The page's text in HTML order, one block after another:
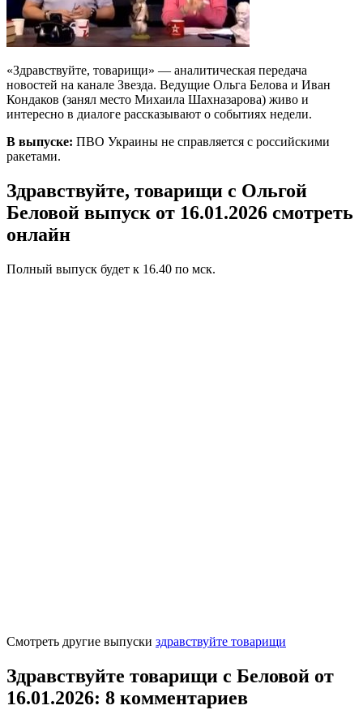
«Здравствуйте, товарищи» — аналитическая передача
новостей на канале Звезда. Ведущие Ольга Белова и Иван
Кондаков (занял место Михаила Шахназарова) живо и
интересно в диалоге рассказывают о событиях недели.
В выпуске: ПВО Украины не справляется с российскими
ракетами.
Здравствуйте, товарищи с Ольгой
Беловой выпуск от 16.01.2026 смотреть
онлайн
Полный выпуск будет к 16.40 по мск.
Смотреть другие выпуски здравствуйте товарищи
Здравствуйте товарищи с Беловой от
16.01.2026: 8 комментариев